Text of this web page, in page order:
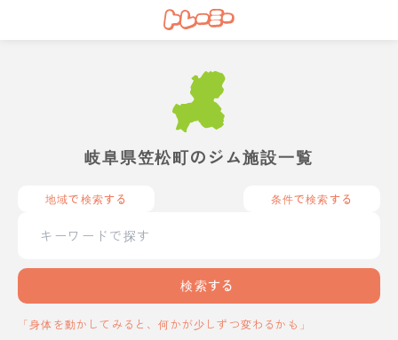
岐阜県笠松町のジム施設一覧
地域で検索する 条件で検索する
検索する
「身体を動かしてみると、何かが少しずつ変わるかも」